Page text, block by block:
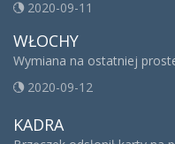
2020-09-11
WŁOCHY
Wymiana na ostatniej
2020-09-12
KADRA